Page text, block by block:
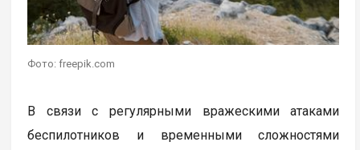
Фото: freepik.com
В связи с регулярными вражескими атаками
беспилотников и временными сложностями